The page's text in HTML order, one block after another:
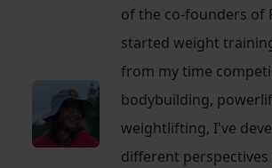
of the co-founders of
started weight
from my time
bodybuilding,
weightlifting, I've
different